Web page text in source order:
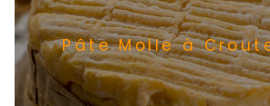
Pâte Molle à